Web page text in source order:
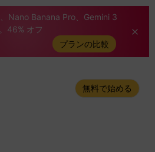
Nano Banana Pro、Gemini 3
46% オフ
プランの比較
無料で始める